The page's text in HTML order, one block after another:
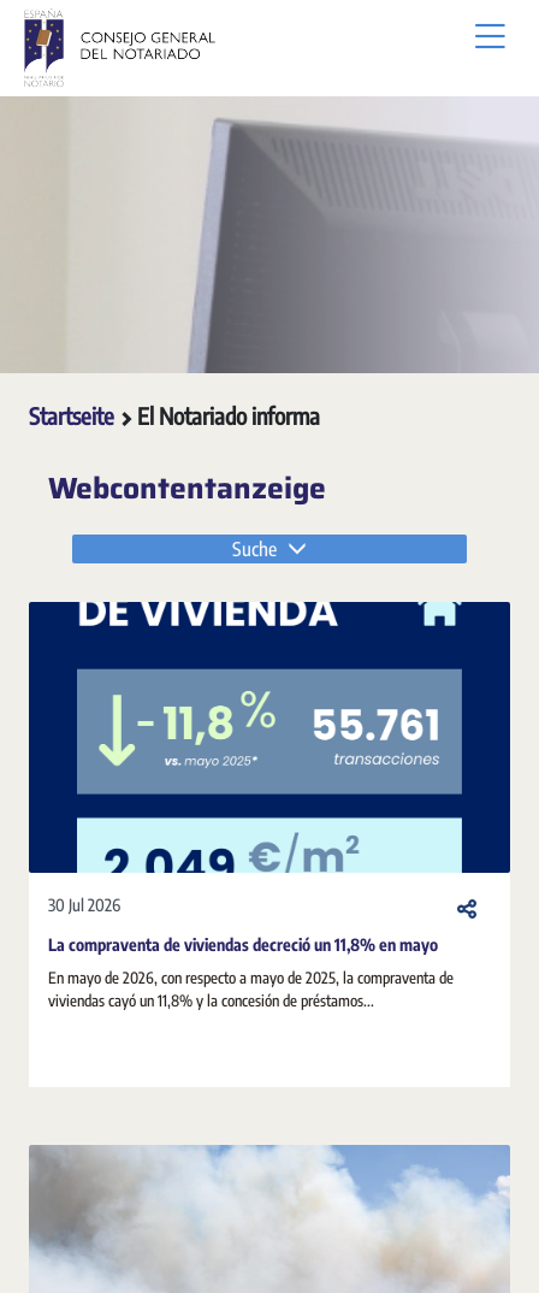
Zum Hauptinhalt springen
Startseite El Notariado informa
Webcontentanzeige
Suche
30 Jul 2026
La compraventa de viviendas decreció un 11,8% en mayo
En mayo de 2026, con respecto a mayo de 2025, la compraventa de
viviendas cayó un 11,8% y la concesión de préstamos...